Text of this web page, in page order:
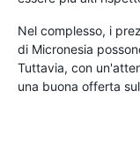
Nel complesso, i
di Micronesia
Tuttavia, con
una buona offerta